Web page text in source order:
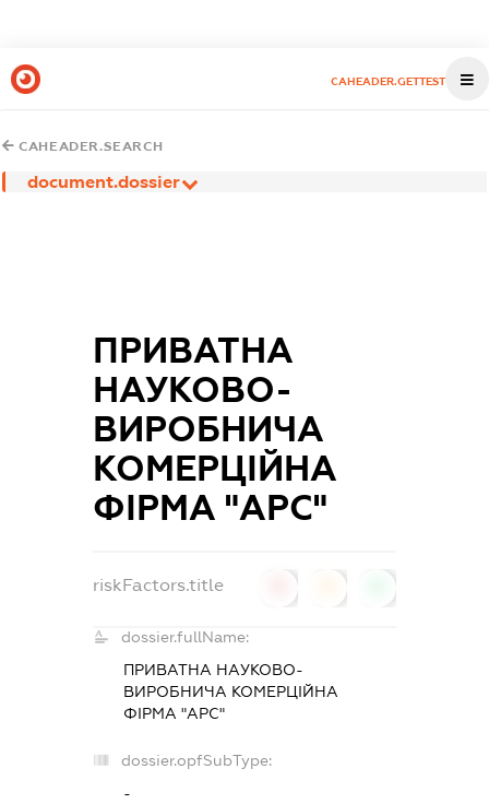
CAHEADER.GETTEST
CAHEADER.SEARCH
document.dossier
ПРИВАТНА
НАУКОВО-
ВИРОБНИЧА
КОМЕРЦІЙНА
ФІРМА "АРС"
riskFactors.title
dossier.fullName:
ПРИВАТНА НАУКОВО-
ВИРОБНИЧА КОМЕРЦІЙНА
ФІРМА "АРС"
dossier.opfSubType:
-